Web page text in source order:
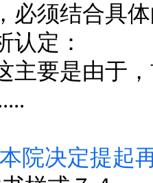
必须结合具
析认定：
主要是由于
院决定提起